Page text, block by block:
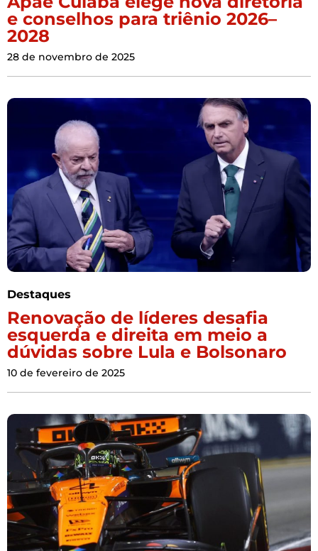
e conselhos para triênio 2026–
2028
28 de novembro de 2025
Destaques
Renovação de líderes desafia
esquerda e direita em meio a
dúvidas sobre Lula e Bolsonaro
10 de fevereiro de 2025